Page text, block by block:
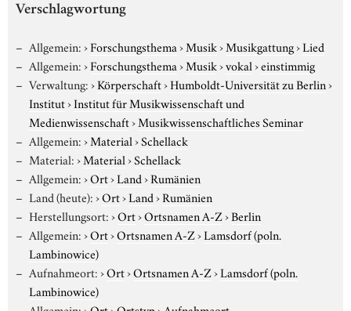
Verschlagwortung
Allgemein:›Forschungsthema›Musik›Musikgattung›Lied
Allgemein:›Forschungsthema›Musik›vokal›einstimmig
Verwaltung:›Körperschaft›Humboldt-Universität zu Berlin›
Institut›Institut für Musikwissenschaft und
Medienwissenschaft›Musikwissenschaftliches Seminar
Allgemein:›Material›Schellack
Material:›Material›Schellack
Allgemein:›Ort›Land›Rumänien
Land (heute):›Ort›Land›Rumänien
Herstellungsort:›Ort›Ortsnamen A-Z›Berlin
Allgemein:›Ort›Ortsnamen A-Z›Lamsdorf (poln.
Lambinowice)
Aufnahmeort:›Ort›Ortsnamen A-Z›Lamsdorf (poln.
Lambinowice)